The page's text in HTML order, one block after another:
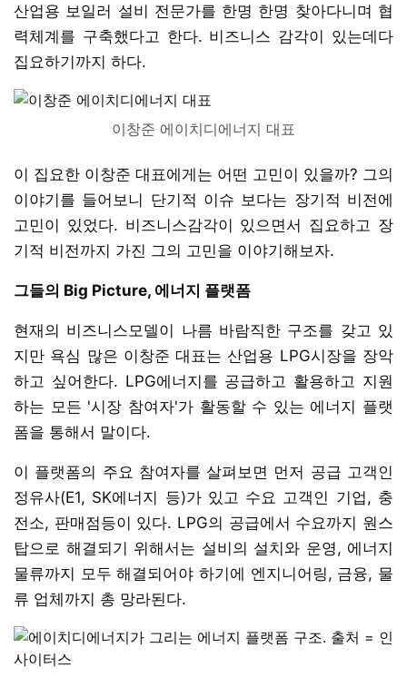
산업용 보일러 설비 전문가를 한명 한명 찾아다니며 협
력체계를 구축했다고 한다. 비즈니스 감각이 있는데다
집요하기까지 하다.
이창준 에이치디에너지 대표
이 집요한 이창준 대표에게는 어떤 고민이 있을까? 그의
이야기를 들어보니 단기적 이슈 보다는 장기적 비전에
고민이 있었다. 비즈니스감각이 있으면서 집요하고 장
기적 비전까지 가진 그의 고민을 이야기해보자.
그들의 Big Picture, 에너지 플랫폼
현재의 비즈니스모델이 나름 바람직한 구조를 갖고 있
지만 욕심 많은 이창준 대표는 산업용 LPG시장을 장악
하고 싶어한다. LPG에너지를 공급하고 활용하고 지원
하는 모든 '시장 참여자'가 활동할 수 있는 에너지 플랫
폼을 통해서 말이다.
이 플랫폼의 주요 참여자를 살펴보면 먼저 공급 고객인
정유사(E1, SK에너지 등)가 있고 수요 고객인 기업, 충
전소, 판매점등이 있다. LPG의 공급에서 수요까지 원스
탑으로 해결되기 위해서는 설비의 설치와 운영, 에너지
물류까지 모두 해결되어야 하기에 엔지니어링, 금융, 물
류 업체까지 총 망라된다.